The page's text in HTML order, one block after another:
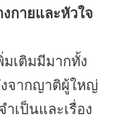
กายและหัวใจ
มเติมมีมากทั้ง
จากญาติผู้ใหญ่
ำเป็นและเรื่อง